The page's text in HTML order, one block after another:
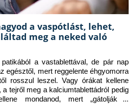
a vaspótlást, lehet,
meg a neked való
a vastablettával, de pár nap
egésztől, mert reggelente éhgyomorra
rosszul leszel. Vagy órákat kellene
tejről meg a kalciumtablettádról pedig
mondanod, mert „gátolják a